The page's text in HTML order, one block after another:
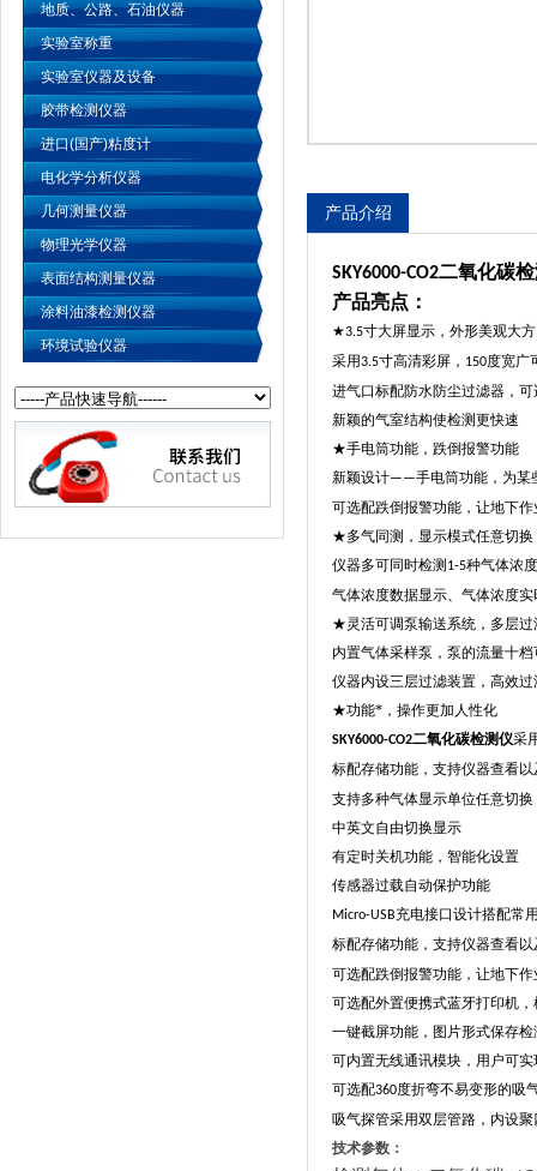
地质、公路、石油仪器
实验室称重
实验室仪器及设备
胶带检测仪器
进口(国产)粘度计
电化学分析仪器
几何测量仪器
物理光学仪器
表面结构测量仪器
涂料油漆检测仪器
环境试验仪器
产品介绍
SKY6000-CO2二氧化碳
产品亮点：
★3.5寸大屏显示，外形美观大方
采用3.5寸高清彩屏， 150度宽广
进气口标配防水防尘过滤器，
新颖的气室结构使检测更快速
★手电筒功能，跌倒报警功能
新颖设计——手电筒功能，为某
可选配跌倒报警功能，让地下
★多气同测，显示模式任意切换
仪器多可同时检测 1-5种气体浓度
气体浓度数据显示、气体浓度
★灵活可调泵输送系统，多层过
内置气体采样泵，泵的流量十
仪器内设三层过滤装置，高效
★功能*，操作更加人性化
SKY6000-CO2二氧化碳检测仪采
标配存储功能，支持仪器查看
支持多种气体显示单位任意切
中英文自由切换显示
有定时关机功能，智能化设置
传感器过载自动保护功能
Micro-USB充电接口设计搭配常
标配存储功能，支持仪器查看
可选配跌倒报警功能，让地下
可选配外置便携式蓝牙打印机
一键截屏功能，图片形式保存
可内置无线通讯模块，用户可
可选配360度折弯不易变形的吸
吸气探管采用双层管路，内设
技术参数：